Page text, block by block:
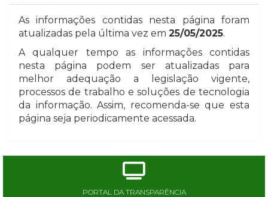
As informações contidas nesta página foram
atualizadas pela última vez em 25/05/2025.
A qualquer tempo as informações contidas
nesta página podem ser atualizadas para
melhor adequação a legislação vigente,
processos de trabalho e soluções de tecnologia
da informação. Assim, recomenda-se que esta
página seja periodicamente acessada.
PORTAL DA TRANSPARÊNCIA